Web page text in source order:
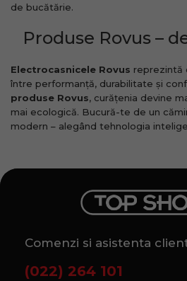
de bucătărie.
Produse Rovus –
Electrocasnicele Rovus reprezintă
între performanță, durabilitate și
produse Rovus, curățenia devine
mai ecologică. Bucură-te de un
modern – alegând tehnologia
Comenzi si asistenta
(022) 264 101